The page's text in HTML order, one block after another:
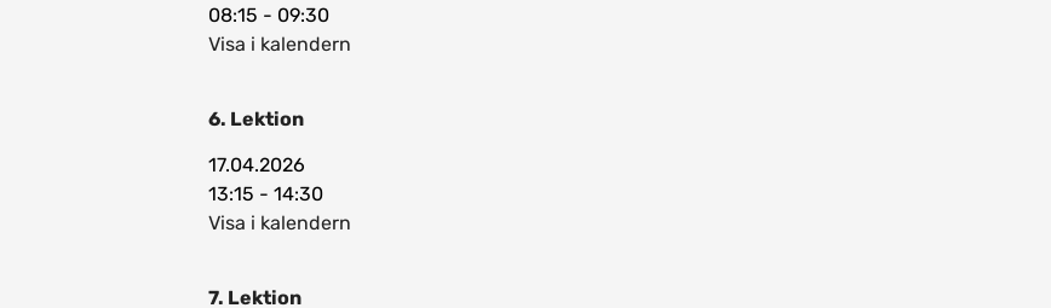
08:15 - 09:30
Visa i kalendern
6. Lektion
17.04.2026
13:15 - 14:30
Visa i kalendern
7. Lektion